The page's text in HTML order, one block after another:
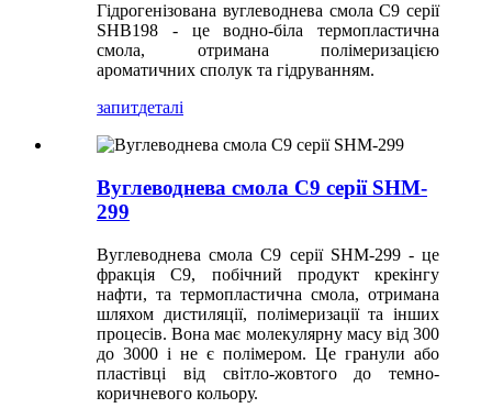
Гідрогенізована вуглеводнева смола C9 серії
SHB198 - це водно-біла термопластична
смола, отримана полімеризацією
ароматичних сполук та гідруванням.
запитдеталі
Вуглеводнева смола C9 серії SHM-
299
Вуглеводнева смола C9 серії SHM-299 - це
фракція C9, побічний продукт крекінгу
нафти, та термопластична смола, отримана
шляхом дистиляції, полімеризації та інших
процесів. Вона має молекулярну масу від 300
до 3000 і не є полімером. Це гранули або
пластівці від світло-жовтого до темно-
коричневого кольору.